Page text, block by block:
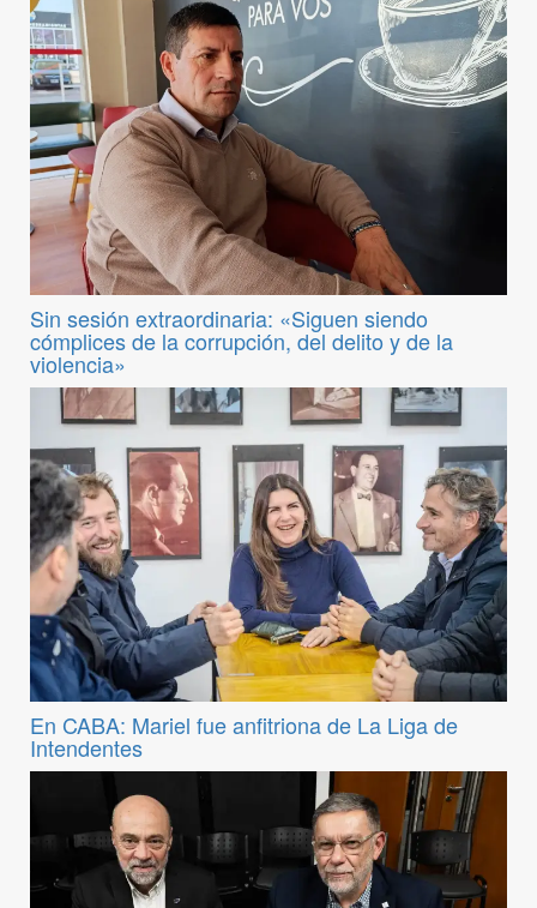
Sin sesión extraordinaria: «Siguen siendo
cómplices de la corrupción, del delito y de la
violencia»
En CABA: Mariel fue anfitriona de La Liga de
Intendentes